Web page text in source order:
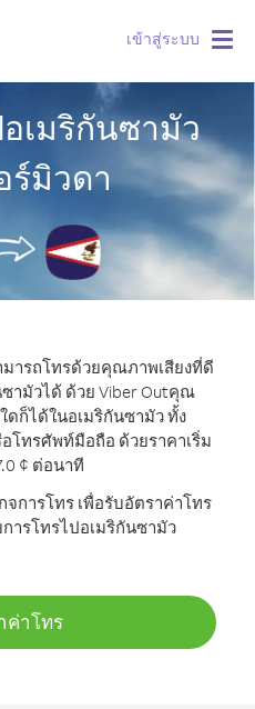
เข้าสู่ระบบ
เมริกันซามัว
ร์มิวดา
ารถโทรด้วยคุณภาพเสียงที่ดี
ามัวได้ ด้วย Viber Outคุณ
ดก็ได้ในอเมริกันซามัว ทั้ง
โทรศัพท์มือถือ ด้วยราคาเริ่ม
¢ ต่อนาที
การโทร เพื่อรับอัตราค่าโทร
ารโทรไปอเมริกันซามัว
ค่าโทร